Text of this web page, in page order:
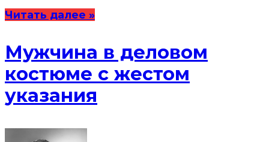
Читать далее »
Мужчина в деловом
костюме с жестом
указания